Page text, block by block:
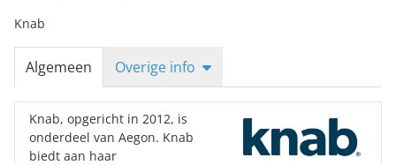
Knab
Algemeen Overige info
Knab, opgericht in 2012, is
onderdeel van Aegon. Knab
biedt aan haar